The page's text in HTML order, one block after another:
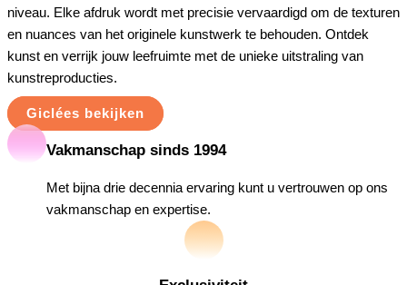
niveau. Elke afdruk wordt met precisie vervaardigd om de texturen
en nuances van het originele kunstwerk te behouden. Ontdek
kunst en verrijk jouw leefruimte met de unieke uitstraling van
kunstreproducties.
Giclées bekijken
Vakmanschap sinds 1994
Met bijna drie decennia ervaring kunt u vertrouwen op ons
vakmanschap en expertise.